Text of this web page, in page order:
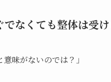
なくても整体は受け
味がないのでは？」